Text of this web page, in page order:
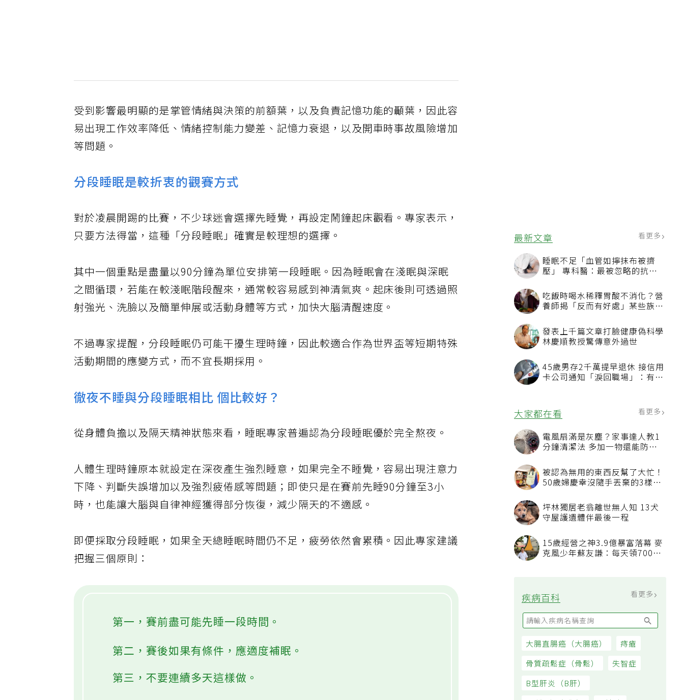
最新文章 看更多
睡眠不足「血管如擰抹布被擠
壓」 專科醫：最被忽略的抗老
吃飯時喝水稀釋胃酸不消化？營
養師揭「反而有好處」某些族群
發表上千篇文章打臉健康偽科學
林慶順教授驚傳意外過世
45歲男存2千萬提早退休 接信用
卡公司通知「淚回職場」：有錢
大家都在看
電風扇滿是灰塵？家事達人教1
被認為無用的東西反幫了大忙！
50歲婦慶幸沒隨手丟棄的3樣物
品
坪林獨居老翁離世無人知 13犬
15歲經營之神3.9億暴富落幕 麥
疾病百科
受到影響最明顯的是掌管情緒與決策的前額葉，以及負責記憶功能的顳葉，因此容
易出現工作效率降低、情緒控制能力變差、記憶力衰退，以及開車時事故風險增加
等問題。
分段睡眠是較折衷的觀賽方式
對於凌晨開踢的比賽，不少球迷會選擇先睡覺，再設定鬧鐘起床觀看。專家表示，
只要方法得當，這種「分段睡眠」確實是較理想的選擇。
其中一個重點是盡量以90分鐘為單位安排第一段睡眠。因為睡眠會在淺眠與深眠
之間循環，若能在較淺眠階段醒來，通常較容易感到神清氣爽。起床後則可透過照
射強光、洗臉以及簡單伸展或活動身體等方式，加快大腦清醒速度。
不過專家提醒，分段睡眠仍可能干擾生理時鐘，因此較適合作為世界盃等短期特殊
活動期間的應變方式，而不宜長期採用。
徹夜不睡與分段睡眠相比 個比較好？
從身體負擔以及隔天精神狀態來看，睡眠專家普遍認為分段睡眠優於完全熬夜。
人體生理時鐘原本就設定在深夜產生強烈睡意，如果完全不睡覺，容易出現注意力
下降、判斷失誤增加以及強烈疲倦感等問題；即使只是在賽前先睡90分鐘至3小
時，也能讓大腦與自律神經獲得部分恢復，減少隔天的不適感。
即便採取分段睡眠，如果全天總睡眠時間仍不足，疲勞依然會累積。因此專家建議
把握三個原則：
第一，賽前盡可能先睡一段時間。
第二，賽後如果有條件，應適度補眠。
第三，不要連續多天這樣做。